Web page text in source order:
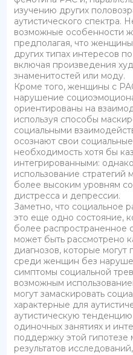
изучению других
аутистического спектра.
возможные особенности
предполагая, что
других типах интересов
включая произведения
знаменитостей или моду.
Кроме того, женщины с
нарушение
ориентированы на
используя способы
социальными
осознают свои
необходимость хотя бы
интегрированными:
использование стратегий
более высоким уровням
дистресса и депрессии.
Заметно, что социальное
это еще одно состояние,
более
может быть рассмотрено
диагнозов, которые
среди женщин без
симптомы социальной
возможным
могут замаскировать
характерные для
аутистическую
одиночных занятиях и
поддержку этой гипотезе
результатов